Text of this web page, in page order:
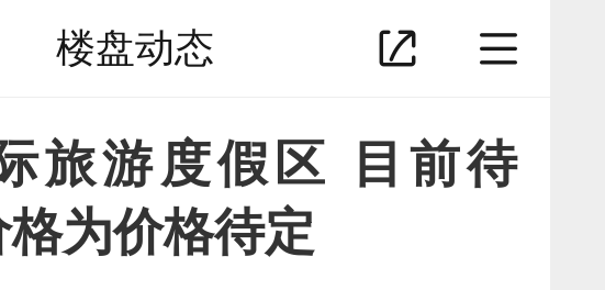
楼盘动态
旅游度假区 目前待
为价格待定